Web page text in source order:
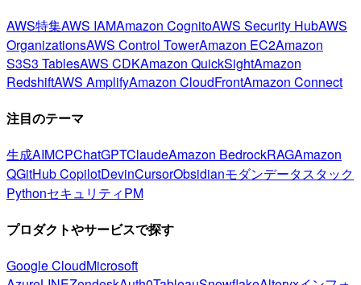
AWS特集AWS IAMAmazon CognitoAWS Security HubAWS
OrganizationsAWS Control TowerAmazon EC2Amazon
S3S3 TablesAWS CDKAmazon QuickSightAmazon
RedshiftAWS AmplifyAmazon CloudFrontAmazon Connect
注目のテーマ
生成AIMCPChatGPTClaudeAmazon BedrockRAGAmazon
QGitHub CopilotDevinCursorObsidianモダンデータスタック
PythonセキュリティPM
プロダクトやサービスで探す
Google CloudMicrosoft